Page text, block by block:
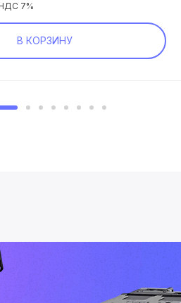
7%
В КОРЗИНУ